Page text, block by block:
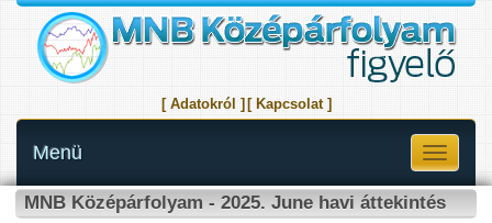
[ Adatokról ] [ Kapcsolat ]
Toggle
Menü
MNB Középárfolyam - 2025. June havi áttekintés